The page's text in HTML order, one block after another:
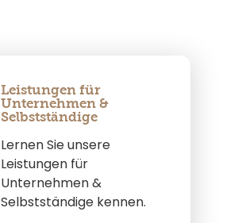
Leistungen für
Unternehmen &
Selbstständige
Lernen Sie unsere
Leistungen für
Unternehmen &
Selbstständige kennen.